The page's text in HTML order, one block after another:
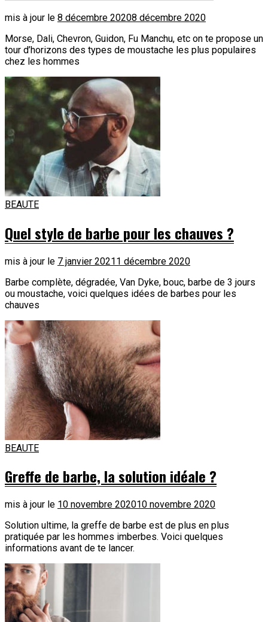
mis à jour le 8 décembre 20208 décembre 2020
Morse, Dali, Chevron, Guidon, Fu Manchu, etc on te propose un
tour d’horizons des types de moustache les plus populaires
chez les hommes
BEAUTE
Quel style de barbe pour les chauves ?
mis à jour le 7 janvier 20211 décembre 2020
Barbe complète, dégradée, Van Dyke, bouc, barbe de 3 jours
ou moustache, voici quelques idées de barbes pour les
chauves
BEAUTE
Greffe de barbe, la solution idéale ?
mis à jour le 10 novembre 202010 novembre 2020
Solution ultime, la greffe de barbe est de plus en plus
pratiquée par les hommes imberbes. Voici quelques
informations avant de te lancer.